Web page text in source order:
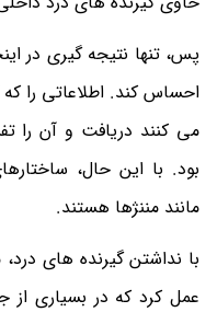
پس، تنها نتیجه گیری در
احساس کند. اطلاعاتی را
می کنند دریافت و آن را
بود. با این حال،
مانند مننژها هستند.
با نداشتن گیرنده های
عمل کرد که در بسیاری